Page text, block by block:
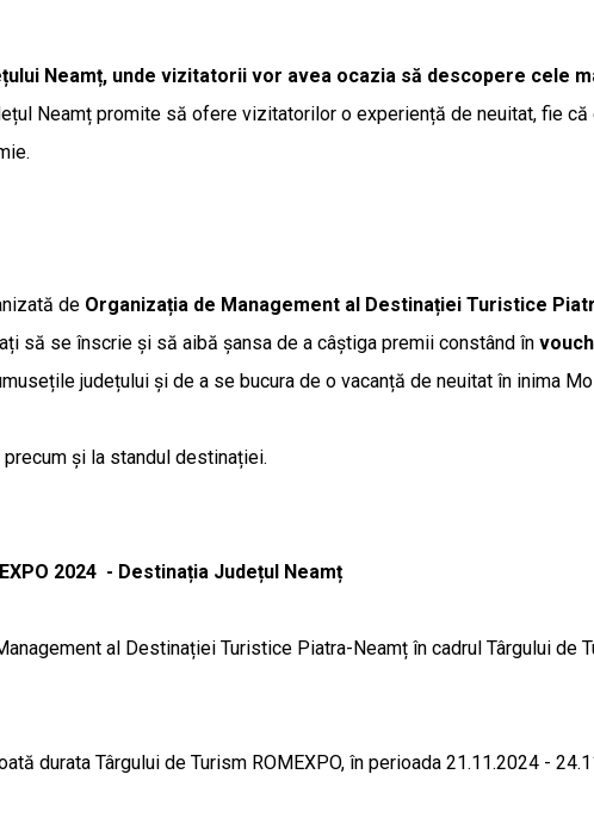
Neamț, unde vizitatorii vor avea ocazia să descopere cele
Neamț promite să ofere vizitatorilor o experiență de neuitat, fie
de Organizația de Management al Destinației Turistice
să se înscrie și să aibă șansa de a câștiga premii constând în
județului și de a se bucura de o vacanță de neuitat în inima
și la standul destinației.
2024 - Destinația Județul Neamț
al Destinației Turistice Piatra-Neamț în cadrul Târgului
durata Târgului de Turism ROMEXPO, în perioada 21.11.2024 -